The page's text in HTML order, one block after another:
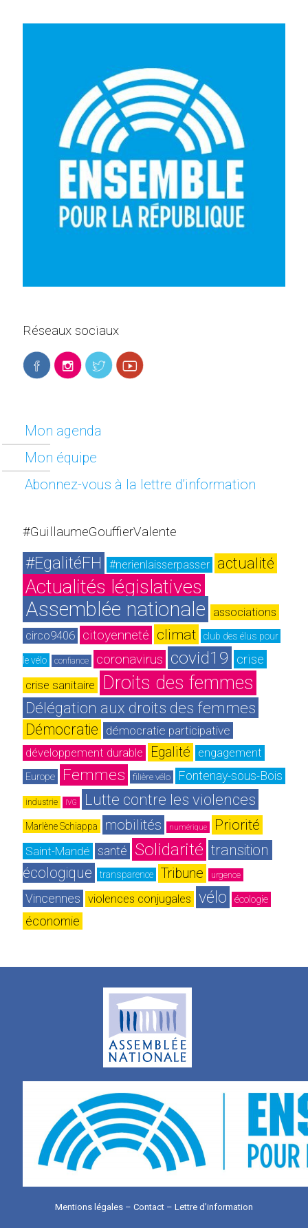
Réseaux sociaux
Mon agenda
Mon équipe
Abonnez-vous à la lettre d’information
#GuillaumeGouffierValente
#EgalitéFH #nerienlaisserpasser actualité
Actualités législatives
Assemblée nationale
associations
circo9406
citoyenneté climat club des élus pour
le vélo confiance coronavirus covid19 crise
crise sanitaire Droits des femmes
Délégation aux droits des femmes
Démocratie démocratie participative
développement durable Egalité engagement
Europe Femmes filière vélo Fontenay-sous-Bois
industrie IVG Lutte contre les violences
Marlène Schiappa mobilités numérique Priorité
Saint-Mandé santé Solidarité transition
écologique
transparence Tribune urgence
Vincennes violences conjugales vélo écologie
économie
Mentions légales – Contact – Lettre d’information